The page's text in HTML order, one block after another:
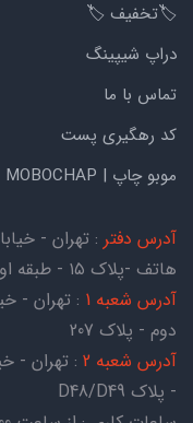
🏷️تخفیف 🏷️
دراپ شیپینگ
تماس با ما
کد رهگیری پست
موبو چاپ | MOBOCHAP
آدرس دفتر : تهران -
هاتف -پلاک ۱۵ - طبقه اول - واحد ۱
آدرس شعبه 1
: تهران -
دوم - پلاک 207
آدرس شعبه 2
: تهران -
- پلاک D48/D49